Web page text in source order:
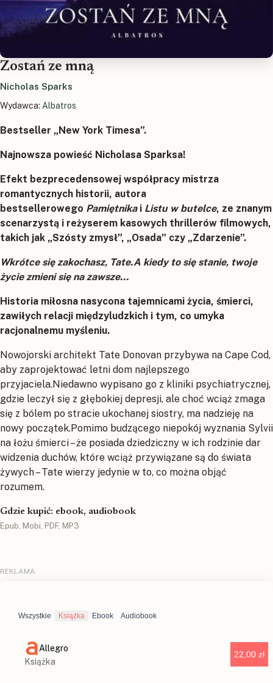
Zostań ze mną
Nicholas Sparks
Wydawca: Albatros
Bestseller „New York Timesa”.
Najnowsza powieść Nicholasa Sparksa!
Efekt bezprecedensowej współpracy mistrza
romantycznych historii, autora
bestsellerowego Pamiętnikai Listu w butelce, ze znanym
scenarzystą i reżyserem kasowych thrillerów filmowych,
takich jak „Szósty zmysł”, „Osada” czy „Zdarzenie”.
Wkrótce się zakochasz, Tate.A kiedy to się stanie, twoje
życie zmieni się na zawsze…
Historia miłosna nasycona tajemnicami życia, śmierci,
zawiłych relacji międzyludzkich i tym, co umyka
racjonalnemu myśleniu.
Nowojorski architekt Tate Donovan przybywa na Cape Cod,
aby zaprojektować letni dom najlepszego
przyjaciela.Niedawno wypisano go z kliniki psychiatrycznej,
gdzie leczył się z głębokiej depresji, ale choć wciąż zmaga
się z bólem po stracie ukochanej siostry, ma nadzieję na
nowy początek.Pomimo budzącego niepokój wyznania Sylvii
na łożu śmierci – że posiada dziedziczny w ich rodzinie dar
widzenia duchów, które wciąż przywiązane są do świata
żywych – Tate wierzy jedynie w to, co można objąć
rozumem.
Gdzie kupić: ebook, audiobook
Epub, Mobi, PDF, MP3